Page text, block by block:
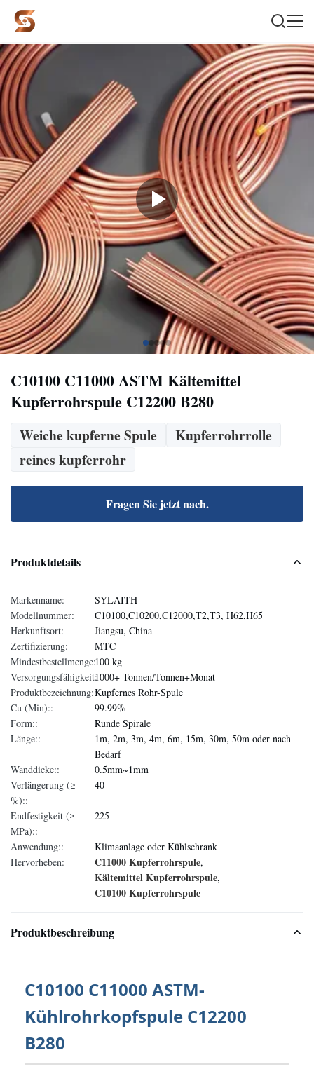
C10100 C11000 ASTM Kältemittel
Kupferrohrspule C12200 B280
Weiche kupferne Spule
Kupferrohrrolle
reines kupferrohr
Fragen Sie jetzt nach.
Produktdetails
Markenname:
SYLAITH
Modellnummer:
C10100,C10200,C12000,T2,T3, H62,H65
Herkunftsort:
Jiangsu, China
Zertifizierung:
MTC
Mindestbestellmenge:100 kg
Versorgungsfähigkeit:1000+ Tonnen/Tonnen+Monat
Produktbezeichnung::Kupfernes Rohr-Spule
Cu (Min)::
99.99%
Form::
Runde Spirale
Länge::
1m, 2m, 3m, 4m, 6m, 15m, 30m, 50m oder nach
Bedarf
Wanddicke::
0.5mm~1mm
Verlängerung (≥
%)::
40
Endfestigkeit (≥
MPa)::
225
Anwendung::
Klimaanlage oder Kühlschrank
Hervorheben:
C11000 Kupferrohrspule,
Kältemittel Kupferrohrspule,
C10100 Kupferrohrspule
Produktbeschreibung
C10100 C11000 ASTM-
Kühlrohrkopfspule C12200
B280